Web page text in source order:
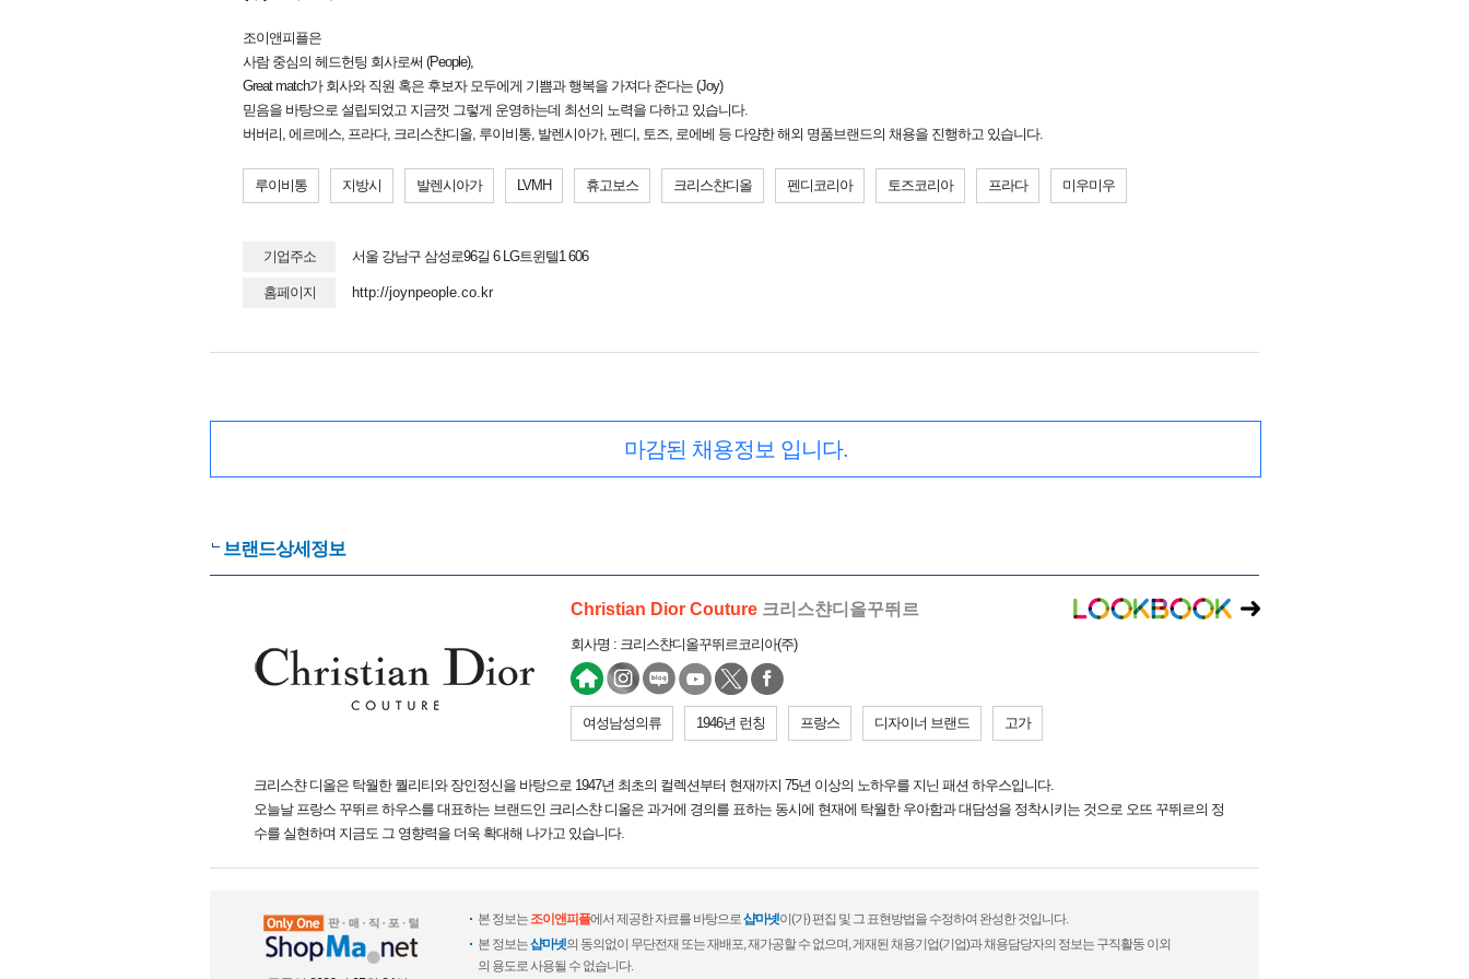
조이앤피플은
사람 중심의 헤드헌팅 회사로써 (People),
Great match가 회사와 직원 혹은 후보자 모두에게 기쁨과 행복을 가져다 준다는 (Joy)
믿음을 바탕으로 설립되었고 지금껏 그렇게 운영하는데 최선의 노력을 다하고 있습니다.
버버리, 에르메스, 프라다, 크리스챤디올, 루이비통, 발렌시아가, 펜디, 토즈, 로에베 등 다양한 해외 명품브랜드의 채용을 진행하고 있습니다.
루이비통 지방시 발렌시아가 LVMH 휴고보스 크리스챤디올 펜디코리아 토즈코리아 프라다 미우미우
기업주소 서울 강남구 삼성로96길 6 LG트윈텔1 606
홈페이지 http://joynpeople.co.kr
마감된 채용정보 입니다.
브랜드상세정보
Christian Dior Couture 크리스챤디올꾸뛰르
회사명 : 크리스챤디올꾸뛰르코리아(주)
여성남성의류 1946년 런칭 프랑스 디자이너 브랜드 고가
크리스챤 디올은 탁월한 퀄리티와 장인정신을 바탕으로 1947년 최초의 컬렉션부터 현재까지 75년 이상의 노하우를 지닌 패션 하우스입니다.
오늘날 프랑스 꾸뛰르 하우스를 대표하는 브랜드인 크리스챤 디올은 과거에 경의를 표하는 동시에 현재에 탁월한 우아함과 대담성을 정착시키는 것으로 오뜨 꾸뛰르의 정
수를 실현하며 지금도 그 영향력을 더욱 확대해 나가고 있습니다.
본 정보는 조이앤피플에서 제공한 자료를 바탕으로샵마넷이(가) 편집 및 그 표현방법을 수정하여 완성한 것입니다.
본 정보는샵마넷의 동의없이 무단전재 또는 재배포, 재가공할 수 없으며, 게재된 채용기업(기업)과 채용담당자의 정보는 구직활동 이외
의 용도로 사용될 수 없습니다.